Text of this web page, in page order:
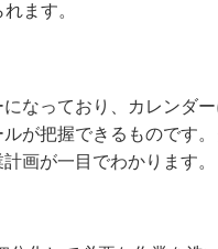
ます。
なっており、カレンダ
が把握できるものです。
画が一目でわかります。